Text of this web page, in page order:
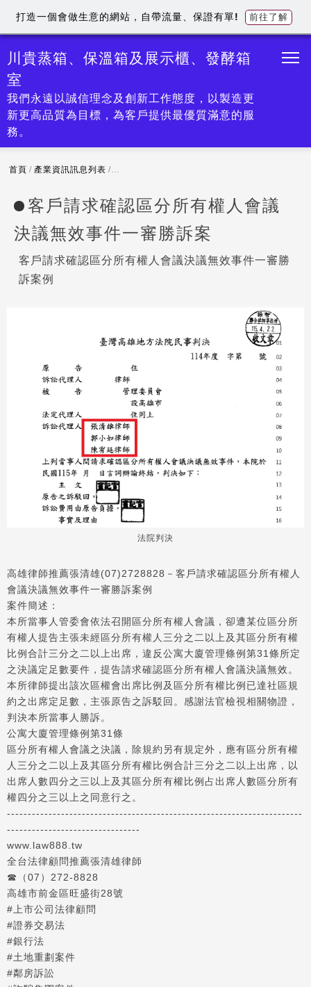
川貴蒸箱、保溫箱及展示櫃、發酵箱
室
我們永遠以誠信理念及創新工作態度，以製造更
新更高品質為目標，為客戶提供最優質滿意的服
務。
首頁 / 產業資訊訊息列表 / 客戶請求確認區分所有權人會議決議無效事件一
客戶請求確認區分所有權人會議
決議無效事件一審勝訴案
客戶請求確認區分所有權人會議決議無效事件一審勝
訴案例
法院判決
高雄律師推薦張清雄(07)2728828－客戶請求確認區分所有權人
會議決議無效事件一審勝訴案例
案件簡述：
本所當事人管委會依法召開區分所有權人會議，卻遭某位區分所
有權人提告主張未經區分所有權人三分之二以上及其區分所有權
比例合計三分之二以上出席，違反公寓大廈管理條例第31條所定
之決議定足數要件，提告請求確認區分所有權人會議決議無效。
本所律師提出該次區權會出席比例及區分所有權比例已達社區規
約之出席定足數，主張原告之訴駁回。感謝法官檢視相關物證，
判決本所當事人勝訴。
公寓大廈管理條例第31條
區分所有權人會議之決議，除規約另有規定外，應有區分所有權
人三分之二以上及其區分所有權比例合計三分之二以上出席，以
出席人數四分之三以上及其區分所有權比例占出席人數區分所有
權四分之三以上之同意行之。
-----------------------------------------------------------------------
--------------------------------
www.law888.tw
全台法律顧問推薦張清雄律師
☎️（07）272-8828
高雄市前金區旺盛街28號
#上市公司法律顧問
#證券交易法
#銀行法
#土地重劃案件
#鄰房訴訟
打造一個會做生意的網站，自帶流量、保證有單! 前往了解